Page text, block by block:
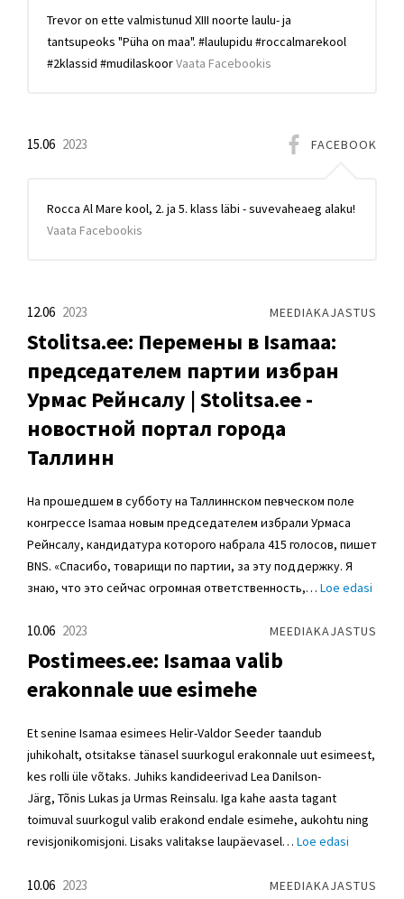
Trevor on ette valmistunud XIII noorte laulu- ja
tantsupeoks "Püha on maa". #laulupidu #roccalmarekool
#2klassid #mudilaskoorVaata Facebookis
FACEBOOK
15.06 2023
Rocca Al Mare kool, 2. ja 5. klass läbi - suvevaheaeg alaku!
Vaata Facebookis
MEEDIAKAJASTUS
12.06 2023
Stolitsa.ee: Перемены в Isamaa:
председателем партии избран
Урмас Рейнсалу | Stolitsa.ee -
новостной портал города
Таллинн
На прошедшем в субботу на Таллиннском певческом поле
конгрессе Isamaa новым председателем избрали Урмаса
Рейнсалу, кандидатура которого набрала 415 голосов, пишет
BNS. «Спасибо, товарищи по партии, за эту поддержку. Я
знаю, что это сейчас огромная ответственность,… Loe edasi
MEEDIAKAJASTUS
10.06 2023
Postimees.ee: Isamaa valib
erakonnale uue esimehe
Et senine Isamaa esimees Helir-Valdor Seeder taandub
juhikohalt, otsitakse tänasel suurkogul erakonnale uut esimeest,
kes rolli üle võtaks. Juhiks kandideerivad Lea Danilson-
Järg, Tõnis Lukas ja Urmas Reinsalu. Iga kahe aasta tagant
toimuval suurkogul valib erakond endale esimehe, aukohtu ning
revisjonikomisjoni. Lisaks valitakse laupäevasel… Loe edasi
MEEDIAKAJASTUS
10.06 2023